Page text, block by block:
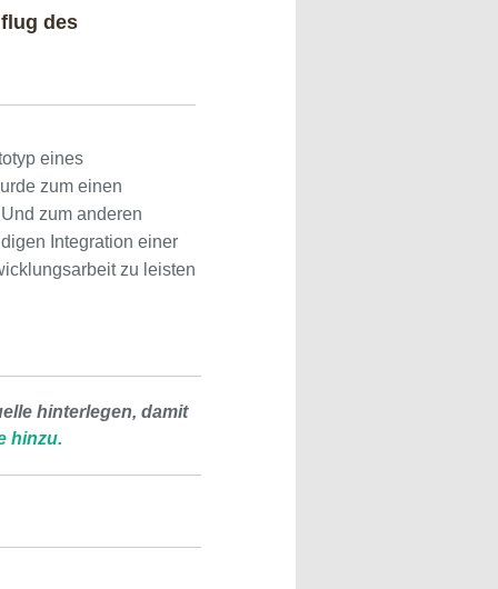
des
eines
zum einen
zum anderen
Integration einer
zu leisten
hinterlegen, damit
hinzu.